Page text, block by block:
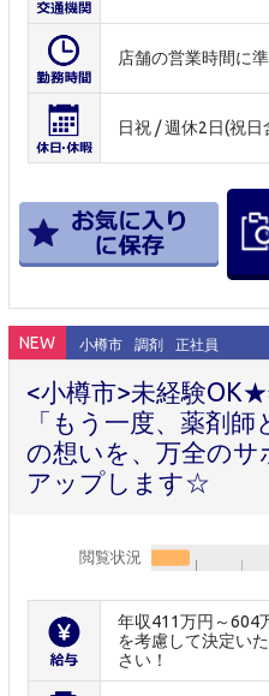
店舗の営業時間に
日祝 / 週休2日(祝
NEW 小樽市 調剤 正社員
<小樽市>未経験OK★
「もう一度、薬剤
の想いを、万全のサ
アップします☆
閲覧状況
年収411万円～604
を考慮して決定い
さい！